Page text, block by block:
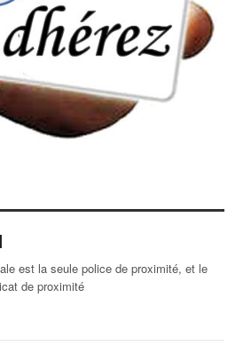
est la seule police de proximité, et le
de proximité